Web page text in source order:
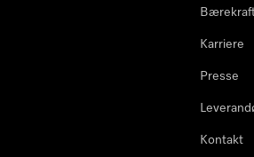
Karriere
Presse
Kontakt